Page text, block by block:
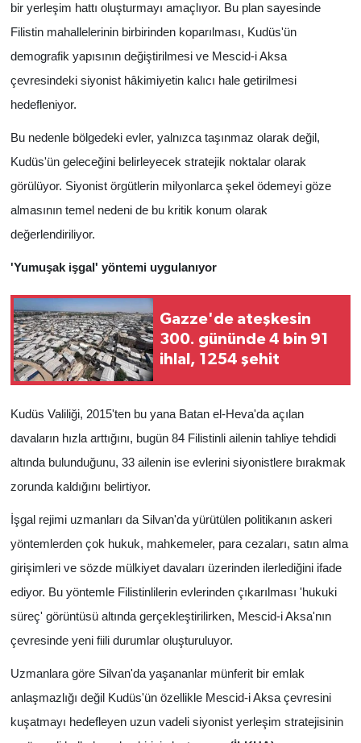
bir yerleşim hattı oluşturmayı amaçlıyor. Bu plan sayesinde
Filistin mahallelerinin birbirinden koparılması, Kudüs'ün
demografik yapısının değiştirilmesi ve Mescid-i Aksa
çevresindeki siyonist hâkimiyetin kalıcı hale getirilmesi
hedefleniyor.
Bu nedenle bölgedeki evler, yalnızca taşınmaz olarak değil,
Kudüs'ün geleceğini belirleyecek stratejik noktalar olarak
görülüyor. Siyonist örgütlerin milyonlarca şekel ödemeyi göze
almasının temel nedeni de bu kritik konum olarak
değerlendiriliyor.
'Yumuşak işgal' yöntemi uygulanıyor
Gazze'de ateşkesin
300. gününde 4 bin 91
ihlal, 1254 şehit
Kudüs Valiliği, 2015'ten bu yana Batan el-Heva'da açılan
davaların hızla arttığını, bugün 84 Filistinli ailenin tahliye tehdidi
altında bulunduğunu, 33 ailenin ise evlerini siyonistlere bırakmak
zorunda kaldığını belirtiyor.
İşgal rejimi uzmanları da Silvan'da yürütülen politikanın askeri
yöntemlerden çok hukuk, mahkemeler, para cezaları, satın alma
girişimleri ve sözde mülkiyet davaları üzerinden ilerlediğini ifade
ediyor. Bu yöntemle Filistinlilerin evlerinden çıkarılması 'hukuki
süreç' görüntüsü altında gerçekleştirilirken, Mescid-i Aksa'nın
çevresinde yeni fiili durumlar oluşturuluyor.
Uzmanlara göre Silvan'da yaşananlar münferit bir emlak
anlaşmazlığı değil Kudüs'ün özellikle Mescid-i Aksa çevresini
kuşatmayı hedefleyen uzun vadeli siyonist yerleşim stratejisinin